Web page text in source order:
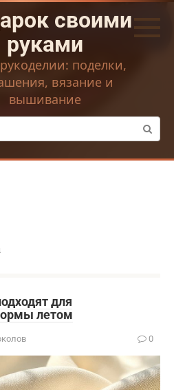
своими
руками
поделки,
вязание и
вышивание
для
летом
0